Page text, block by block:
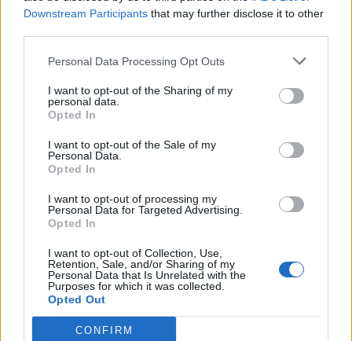
Downstream Participants that may further disclose it to other
Personal Data Processing Opt Outs
I want to opt-out of the Sharing of my
personal data.
Opted In
I want to opt-out of the Sale of my
Personal Data.
Opted In
I want to opt-out of processing my
Personal Data for Targeted Advertising.
Opted In
I want to opt-out of Collection, Use,
Retention, Sale, and/or Sharing of my
Personal Data that Is Unrelated with the
Purposes for which it was collected.
Opted Out
CONFIRM